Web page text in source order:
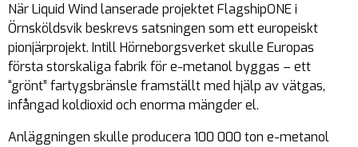
När Liquid Wind lanserade projektet FlagshipONE i
Örnsköldsvik beskrevs satsningen som ett europeiskt
pionjärprojekt. Intill Hörneborgsverket skulle Europas
första storskaliga fabrik för e-metanol byggas – ett
“grönt” fartygsbränsle framställt med hjälp av vätgas,
infångad koldioxid och enorma mängder el.
Anläggningen skulle producera 100 000 ton e-metanol